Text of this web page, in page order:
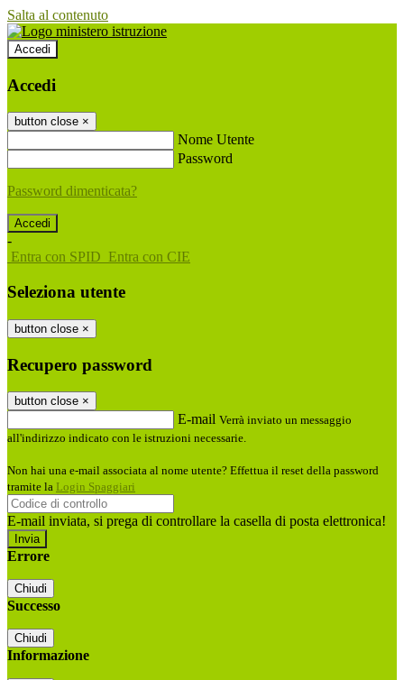
Salta al contenuto
Accedi
Accedi
button close ×
Nome Utente
Password
Password dimenticata?
-
Entra con SPID Entra con CIE
Seleziona utente
button close ×
Recupero password
button close ×
E-mail Verrà inviato un messaggio
all'indirizzo indicato con le istruzioni necessarie.
Non hai una e-mail associata al nome utente? Effettua il reset della password
tramite la Login Spaggiari
E-mail inviata, si prega di controllare la casella di posta elettronica!
Errore
Chiudi
Successo
Chiudi
Informazione